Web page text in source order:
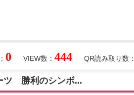
QR読み取り数：
VIEW数： 444
0
ツ 勝利のシンボ...